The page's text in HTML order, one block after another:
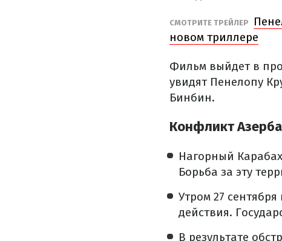
​СМОТРИТЕ ТРЕЙЛЕР
новом триллере
Фильм выйдет в
увидят Пенелопу
Бинбин.
Конфликт
Нагорный
Борьба за эту
Утром 27
действия.
В результате